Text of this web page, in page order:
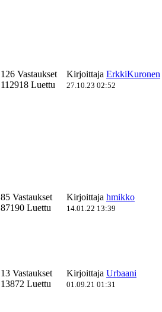
126 Vastaukset
112918 Luettu
Kirjoittaja ErkkiKuronen
27.10.23 02:52
85 Vastaukset
87190 Luettu
Kirjoittaja hmikko
14.01.22 13:39
13 Vastaukset
13872 Luettu
Kirjoittaja Urbaani
01.09.21 01:31